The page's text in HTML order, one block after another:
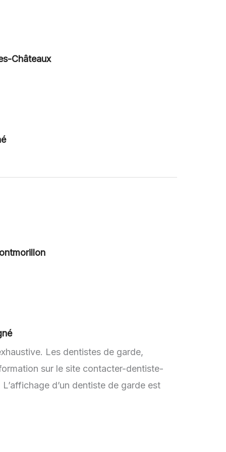
Châteaux
Les dentistes de garde,
sur le site contacter-dentiste-
d’un dentiste de garde est